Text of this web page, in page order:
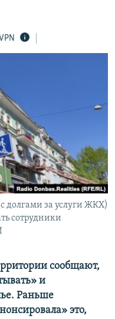
долгами за услуги ЖКХ)
сотрудники
сообщают,
и
Раньше
это,